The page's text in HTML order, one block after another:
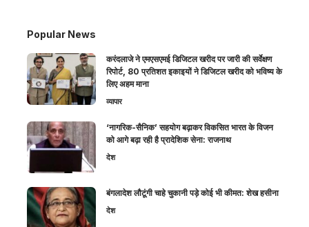
Popular News
करंदलाजे ने एमएसएमई डिजिटल खरीद पर जारी की सर्वेक्षण
रिपोर्ट, 80 प्रतिशत इकाइयों ने डिजिटल खरीद को भविष्य के
लिए अहम माना
व्यापार
‘नागरिक-सैनिक’ सहयोग बढ़ाकर विकसित भारत के विजन
को आगे बढ़ा रही है प्रादेशिक सेना: राजनाथ
देश
बंगलादेश लौटूंगी चाहे चुकानी पड़े कोई भी कीमत: शेख हसीना
देश